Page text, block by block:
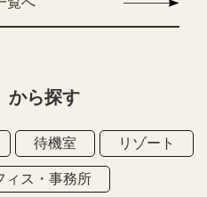
から探す
待機室 リゾート
ィス・事務所